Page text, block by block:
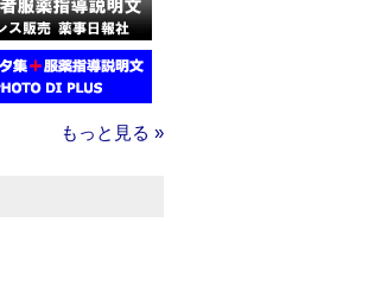
もっと見る »